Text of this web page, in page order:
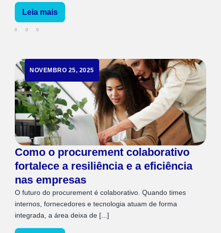
Leia mais
NOVEMBRO 25, 2025
Como o procurement colaborativo
fortalece a resiliência e a eficiência
nas empresas
O futuro do procurement é colaborativo. Quando times
internos, fornecedores e tecnologia atuam de forma
integrada, a área deixa de [...]